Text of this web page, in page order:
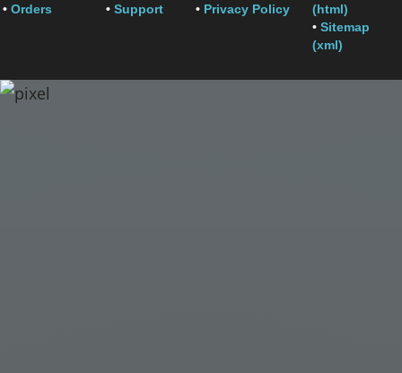
• Orders
• Support
• Privacy Policy
(html)
• Sitemap
(xml)